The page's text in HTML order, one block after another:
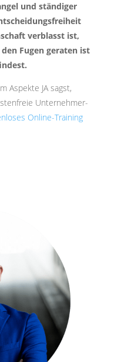
und ständiger
verblasst ist,
Fugen geraten ist
Aspekte JA sagst,
Unternehmer-
Online-Training